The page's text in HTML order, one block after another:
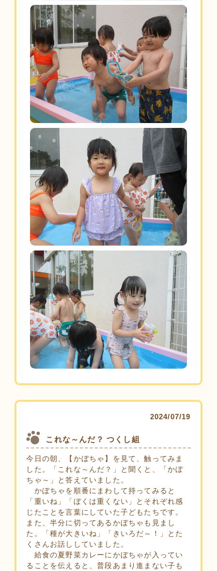
2024/07/19
これな～んだ？ つくし組
今日の朝、【かぼちゃ】を見て、触ってみま
した。「これな～んだ？」と聞くと、「かぼ
ちゃ～」と答えていました。
かぼちゃを順番にまわして持ってみると
「重いね」「ぼくは重くない」とそれぞれ感
じたことを言葉にしていた子どもたちです。
また、半分に切ってあるかぼちゃも見まし
た。「種が大きいね」「きいろだ～！」とた
くさんお話ししていました。
給食の夏野菜カレーにかぼちゃが入ってい
ることを伝えると、普段あまり進まない子も